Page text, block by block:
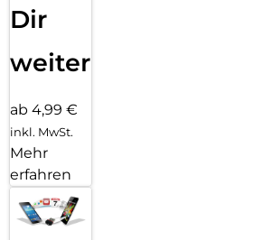
Dir
weiter
ab 4,99 €
inkl. MwSt.
Mehr
erfahren